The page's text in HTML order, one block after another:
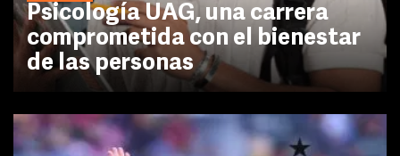
Psicología UAG, una carrera
comprometida con el bienestar
de las personas